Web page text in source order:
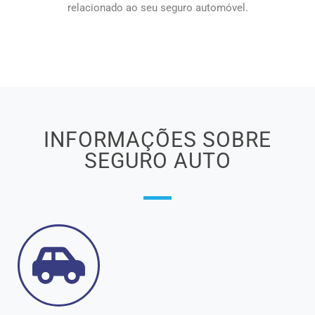
relacionado ao seu seguro automóvel.
INFORMAÇÕES SOBRE
SEGURO AUTO